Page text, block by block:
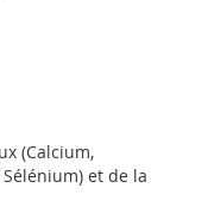
(Calcium,
et de la